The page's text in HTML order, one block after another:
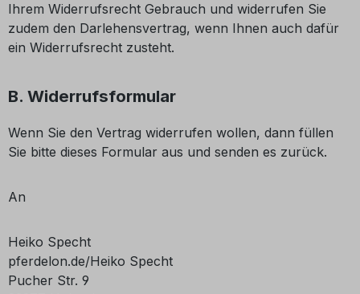
Ihrem Widerrufsrecht Gebrauch und widerrufen Sie
zudem den Darlehensvertrag, wenn Ihnen auch dafür
ein Widerrufsrecht zusteht.
B. Widerrufsformular
Wenn Sie den Vertrag widerrufen wollen, dann füllen
Sie bitte dieses Formular aus und senden es zurück.
An
Heiko Specht
pferdelon.de/Heiko Specht
Pucher Str. 9